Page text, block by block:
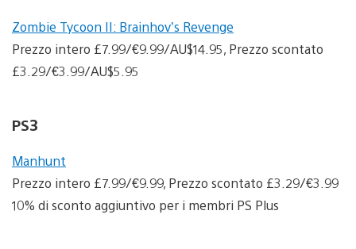
Zombie Tycoon II: Brainhov’s Revenge
Prezzo intero £7.99/€9.99/AU$14.95, Prezzo scontato
£3.29/€3.99/AU$5.95
PS3
Manhunt
Prezzo intero £7.99/€9.99, Prezzo scontato £3.29/€3.99
10% di sconto aggiuntivo per i membri PS Plus